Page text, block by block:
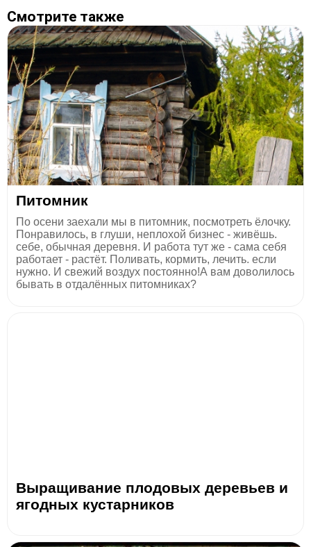
Смотрите также
Питомник
По осени заехали мы в питомник, посмотреть ёлочку.
Понравилось, в глуши, неплохой бизнес - живёшь.
себе, обычная деревня. И работа тут же - сама себя
работает - растёт. Поливать, кормить, лечить. если
нужно. И свежий воздух постоянно!А вам доволилось
бывать в отдалённых питомниках?
Выращивание плодовых деревьев и
ягодных кустарников